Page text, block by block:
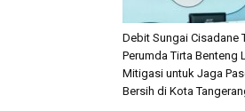
Debit Sungai Cisadane
Perumda Tirta Benteng
Mitigasi untuk Jaga
Bersih di Kota